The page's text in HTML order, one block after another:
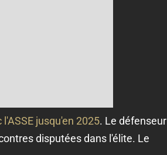
jusqu'en 2025. Le défenseur
disputées dans l'élite. Le